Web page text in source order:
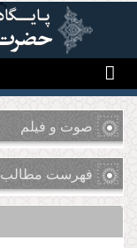
رفتن به محتوای اصلی
صوت و فیلم
فهرست مطالب